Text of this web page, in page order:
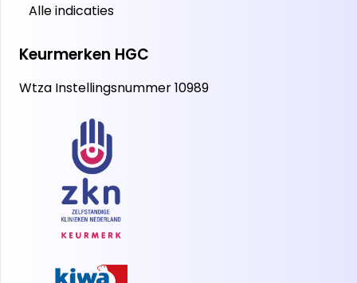
Alle indicaties
Keurmerken HGC
Wtza Instellingsnummer 10989